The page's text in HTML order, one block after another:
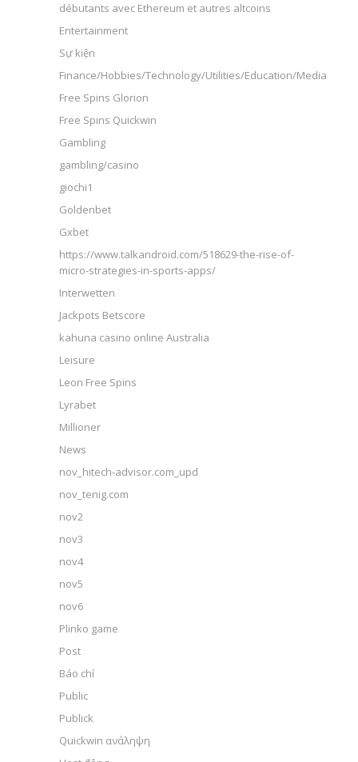
débutants avec Ethereum et autres altcoins
Entertainment
Sự kiện
Finance/Hobbies/Technology/Utilities/Education/Media
Free Spins Glorion
Free Spins Quickwin
Gambling
gambling/casino
giochi1
Goldenbet
Gxbet
https://www.talkandroid.com/518629-the-rise-of-
micro-strategies-in-sports-apps/
Interwetten
Jackpots Betscore
kahuna casino online Australia
Leisure
Leon Free Spins
Lyrabet
Millioner
News
nov_hitech-advisor.com_upd
nov_tenig.com
nov2
nov3
nov4
nov5
nov6
Plinko game
Post
Báo chí
Public
Publick
Quickwin ανάληψη